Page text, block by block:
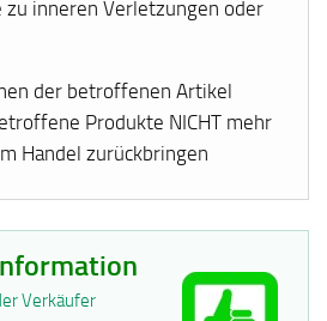
zu inneren Verletzungen oder
der betroffenen Artikel
Produkte NICHT mehr
Handel zurückbringen
Verkäufer